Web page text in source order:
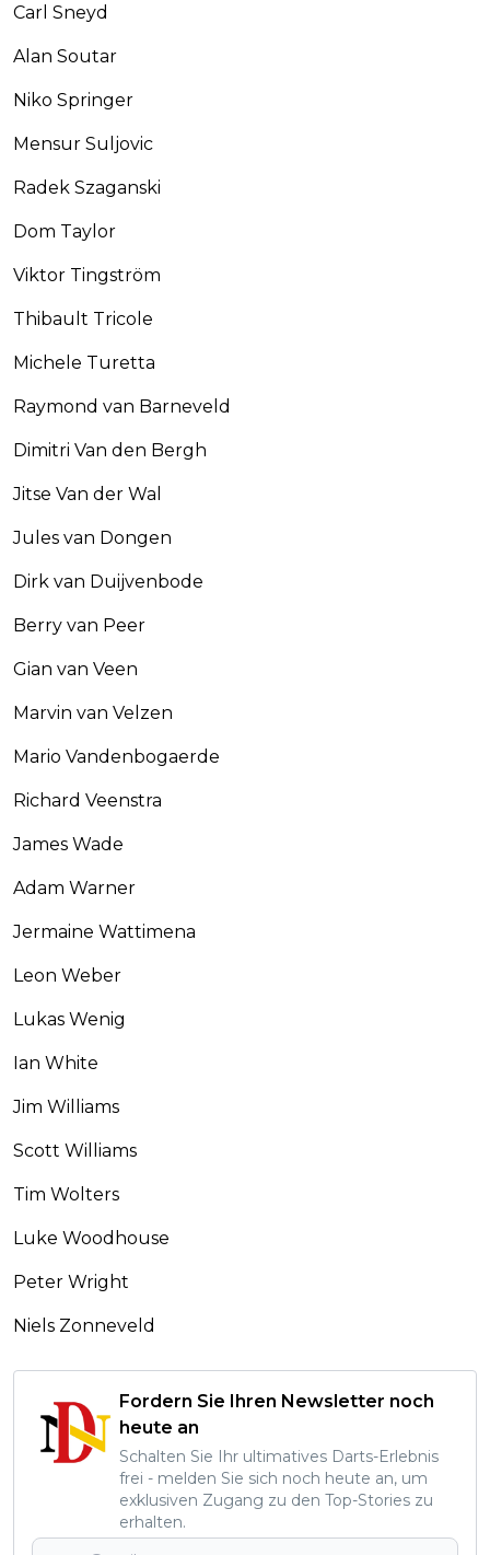
Carl Sneyd
Alan Soutar
Niko Springer
Mensur Suljovic
Radek Szaganski
Dom Taylor
Viktor Tingström
Thibault Tricole
Michele Turetta
Raymond van Barneveld
Dimitri Van den Bergh
Jitse Van der Wal
Jules van Dongen
Dirk van Duijvenbode
Berry van Peer
Gian van Veen
Marvin van Velzen
Mario Vandenbogaerde
Richard Veenstra
James Wade
Adam Warner
Jermaine Wattimena
Leon Weber
Lukas Wenig
Ian White
Jim Williams
Scott Williams
Tim Wolters
Luke Woodhouse
Peter Wright
Niels Zonneveld
Fordern Sie Ihren Newsletter noch
heute an
Schalten Sie Ihr ultimatives Darts-Erlebnis
frei - melden Sie sich noch heute an, um
exklusiven Zugang zu den Top-Stories zu
erhalten.